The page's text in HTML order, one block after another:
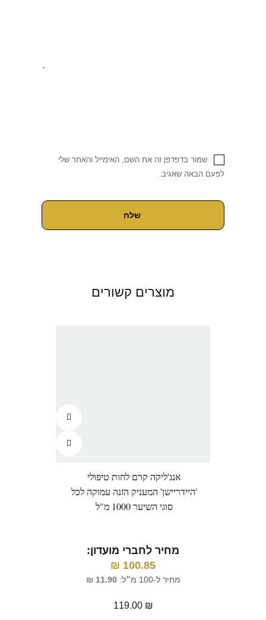
שמור בדפדפן זה את השם, האימייל והאתר שלי
לפעם הבאה שאגיב.
מוצרים קשורים
אנג'ליקה קרם לחות טיפולי
'היידריישן' המעניק הזנה עמוקה לכל
סוגי השיער 1000 מ"ל
מחיר לחברי מועדון:
100.85
₪
מחיר ל-100 מ״ל: 11.90
₪
119.00 ₪